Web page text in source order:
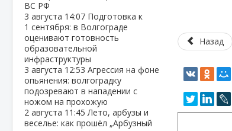
ВС РФ
3 августа 14:07 Подготовка к
1 сентября: в Волгограде
оценивают готовность
образовательной
инфраструктуры
3 августа 12:53 Агрессия на фоне
опьянения: волгоградку
подозревают в нападении с
ножом на прохожую
2 августа 11:45Лето, арбузы и
веселье: как прошёл „Арбузный
Назад